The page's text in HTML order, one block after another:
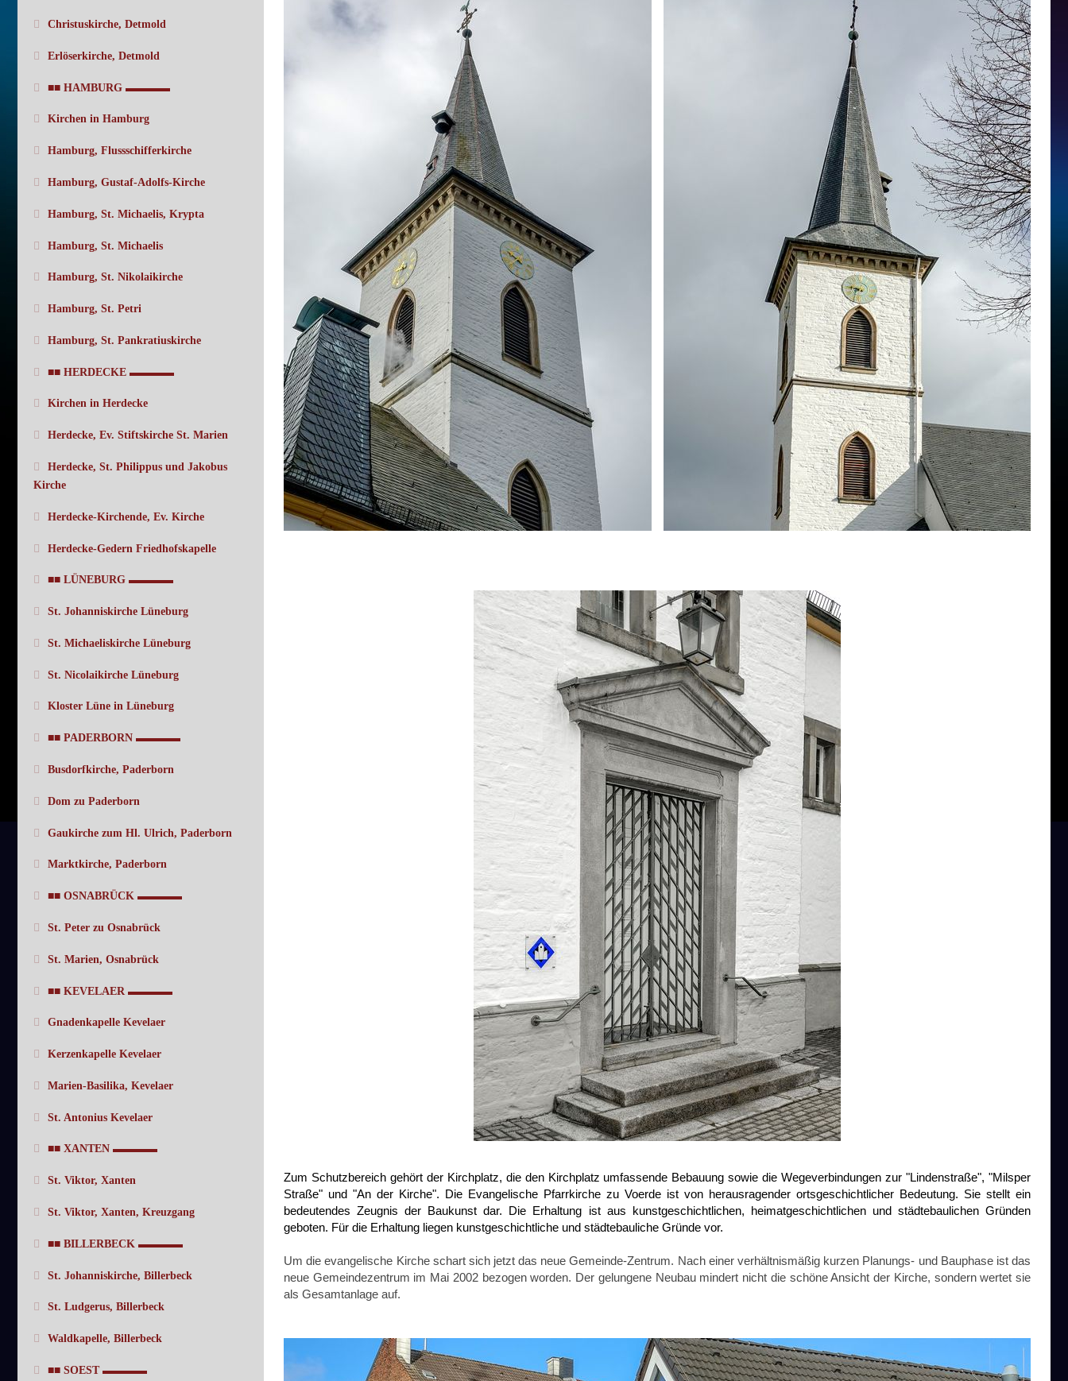
Christuskirche, Detmold
Erlöserkirche, Detmold
■■ HAMBURG ▬▬▬▬
Kirchen in Hamburg
Hamburg, Flussschifferkirche
Hamburg, Gustaf-Adolfs-Kirche
Hamburg, St. Michaelis, Krypta
Hamburg, St. Michaelis
Hamburg, St. Nikolaikirche
Hamburg, St. Petri
Hamburg, St. Pankratiuskirche
■■ HERDECKE ▬▬▬▬
Kirchen in Herdecke
Herdecke, Ev. Stiftskirche St. Marien
Herdecke, St. Philippus und Jakobus
Kirche
Herdecke-Kirchende, Ev. Kirche
Herdecke-Gedern Friedhofskapelle
■■ LÜNEBURG ▬▬▬▬
St. Johanniskirche Lüneburg
St. Michaeliskirche Lüneburg
St. Nicolaikirche Lüneburg
Kloster Lüne in Lüneburg
■■ PADERBORN ▬▬▬▬
Busdorfkirche, Paderborn
Dom zu Paderborn
Gaukirche zum Hl. Ulrich, Paderborn
Marktkirche, Paderborn
■■ OSNABRÜCK ▬▬▬▬
St. Peter zu Osnabrück
St. Marien, Osnabrück
■■ KEVELAER ▬▬▬▬
Gnadenkapelle Kevelaer
Kerzenkapelle Kevelaer
Marien-Basilika, Kevelaer
St. Antonius Kevelaer
■■ XANTEN ▬▬▬▬
St. Viktor, Xanten
St. Viktor, Xanten, Kreuzgang
■■ BILLERBECK ▬▬▬▬
St. Johanniskirche, Billerbeck
St. Ludgerus, Billerbeck
Waldkapelle, Billerbeck
■■ SOEST ▬▬▬▬
Zum Schutzbereich gehört der Kirchplatz, die den Kirchplatz umfassende Bebauung sowie die Wegeverbindungen zur "Lindenstraße", "Milsper
Straße" und "An der Kirche". Die Evangelische Pfarrkirche zu Voerde ist von herausragender ortsgeschichtlicher Bedeutung. Sie stellt ein
bedeutendes Zeugnis der Baukunst dar. Die Erhaltung ist aus kunstgeschichtlichen, heimatgeschichtlichen und städtebaulichen Gründen
geboten. Für die Erhaltung liegen kunstgeschichtliche und städtebauliche Gründe vor.
Um die evangelische Kirche schart sich jetzt das neue Gemeinde-Zentrum. Nach einer verhältnismäßig kurzen Planungs- und Bauphase ist das
neue Gemeindezentrum im Mai 2002 bezogen worden. Der gelungene Neubau mindert nicht die schöne Ansicht der Kirche, sondern wertet sie
als Gesamtanlage auf.